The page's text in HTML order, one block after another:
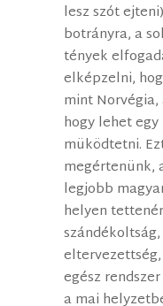
lesz szót
botrányra, a
tények
elképzelni,
mint Norvégia,
hogy lehet
müködtetni.
megértenünk,
legjobb
helyen
egész
a mai